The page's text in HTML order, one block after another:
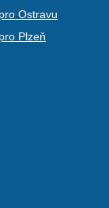
Ostravu
Plzeň